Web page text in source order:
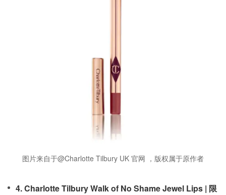
图片来自于@Charlotte Tilbury UK 官网 ，版权属于原作者
4. Charlotte Tilbury Walk of No Shame Jewel Lips | 限